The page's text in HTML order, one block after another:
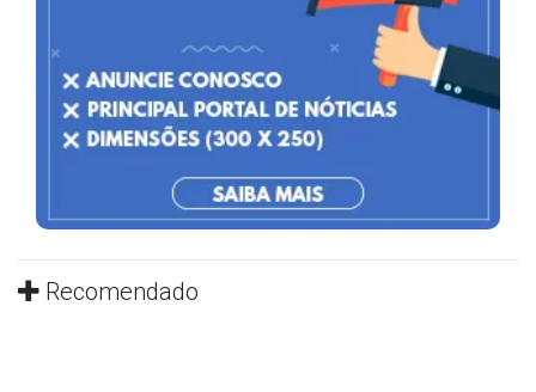
Recomendado